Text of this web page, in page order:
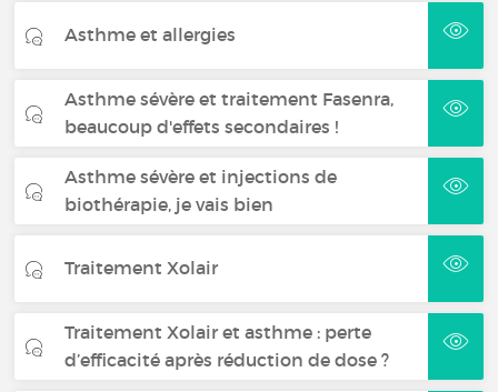
Asthme et allergies
Asthme sévère et traitement Fasenra,
beaucoup d'effets secondaires !
Asthme sévère et injections de
biothérapie, je vais bien
Traitement Xolair
Traitement Xolair et asthme : perte
d’efficacité après réduction de dose ?